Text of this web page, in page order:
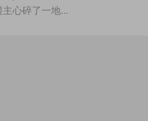
心碎了一地...